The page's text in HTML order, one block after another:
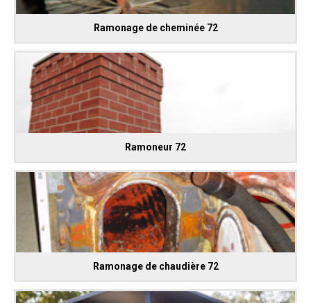
Ramonage de cheminée 72
Ramoneur 72
Ramonage de chaudière 72